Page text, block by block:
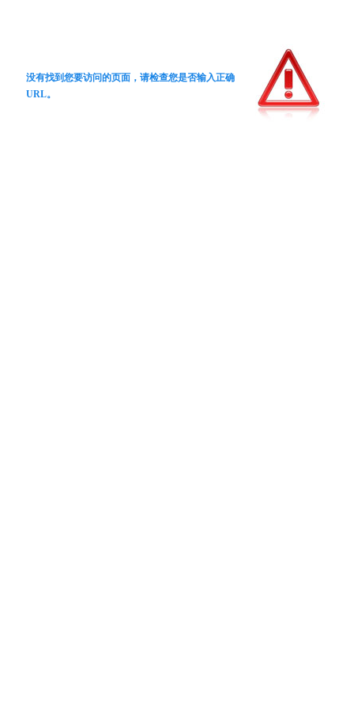
没有找到您要访问的页面，请检查您是否输入正确
URL。